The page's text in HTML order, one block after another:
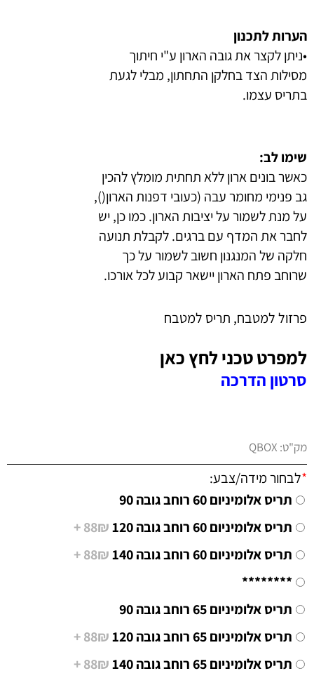
הערות לתכנון
•ניתן לקצר את גובה הארון ע"י חיתוך
מסילות הצד בחלקן התחתון, מבלי לגעת
בתריס עצמו.
שימו לב:
כאשר בונים ארון ללא תחתית מומלץ להכין
גב פנימי מחומר עבה (כעובי דפנות הארון(),
על מנת לשמור על יציבות הארון. כמו כן, יש
לחבר את המדף עם ברגים. לקבלת תנועה
חלקה של המנגנון חשוב לשמור על כך
שרוחב פתח הארון יישאר קבוע לכל אורכו.
פרזול למטבח, תריס למטבח
למפרט טכני לחץ כאן
סרטון הדרכה
מק"ט: QBOX
*לבחור מידה/צבע:
תריס אלומיניום 60 רוחב גובה 90
תריס אלומיניום 60 רוחב גובה 120
88₪ +
תריס אלומיניום 60 רוחב גובה 140
88₪ +
********
תריס אלומיניום 65 רוחב גובה 90
תריס אלומיניום 65 רוחב גובה 120
88₪ +
תריס אלומיניום 65 רוחב גובה 140
88₪ +